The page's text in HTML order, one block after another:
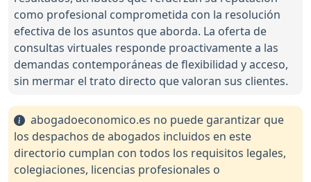
como profesional comprometida con la resolución
efectiva de los asuntos que aborda. La oferta de
consultas virtuales responde proactivamente a las
demandas contemporáneas de flexibilidad y acceso,
sin mermar el trato directo que valoran sus clientes.
abogadoeconomico.es no puede garantizar que
los despachos de abogados incluidos en este
directorio cumplan con todos los requisitos legales,
colegiaciones, licencias profesionales o